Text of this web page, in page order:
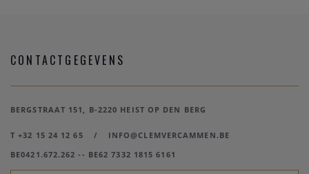
CONTACTGEGEVENS
BERGSTRAAT 151, B-2220 HEIST OP DEN BERG
T +32 15 24 12 65 /
INFO@CLEMVERCAMMEN.BE
BE0421.672.262 -- BE62 7332 1815 6161